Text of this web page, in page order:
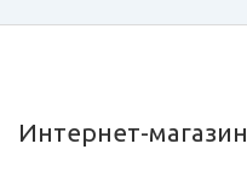
Интернет-магазин